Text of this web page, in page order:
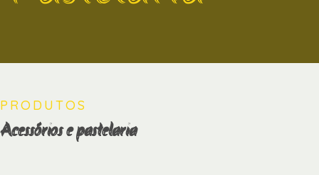
PRODUTOS
Acessórios e pastelaria